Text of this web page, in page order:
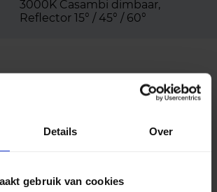
Details Over
gebruik van cookies
3000K Casambi dimbaar,
Reflector 15° / 45° / 60°
De Buri railspots gebruik je
en showrooms. De LED railspots
kleurweergave (CRI 80-89). De